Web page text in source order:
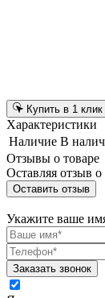
Купить в 1 клик
Характеристики
Наличие В
Отзывы о товаре
Оставляя отзыв
Оставить отзыв
Укажите ваше
Заказать звонок